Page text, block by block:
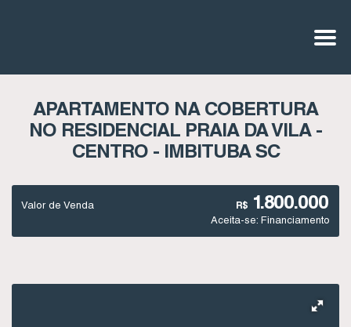
APARTAMENTO NA COBERTURA
NO RESIDENCIAL PRAIA DA VILA -
CENTRO - IMBITUBA SC
R$ 1.800.000
Valor de Venda
Aceita-se: Financiamento